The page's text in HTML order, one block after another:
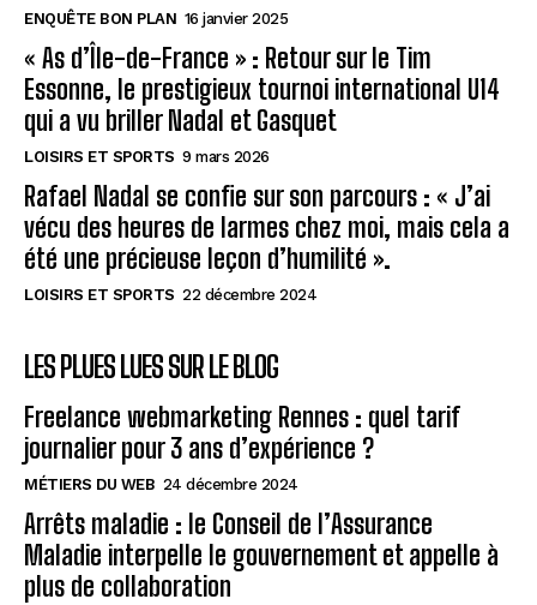
ENQUÊTE BON PLAN 16 janvier 2025
« As d’Île-de-France » : Retour sur le Tim
Essonne, le prestigieux tournoi international U14
qui a vu briller Nadal et Gasquet
LOISIRS ET SPORTS 9 mars 2026
Rafael Nadal se confie sur son parcours : « J’ai
vécu des heures de larmes chez moi, mais cela a
été une précieuse leçon d’humilité ».
LOISIRS ET SPORTS 22 décembre 2024
LES PLUES LUES SUR LE BLOG
Freelance webmarketing Rennes : quel tarif
journalier pour 3 ans d’expérience ?
MÉTIERS DU WEB 24 décembre 2024
Arrêts maladie : le Conseil de l’Assurance
Maladie interpelle le gouvernement et appelle à
plus de collaboration